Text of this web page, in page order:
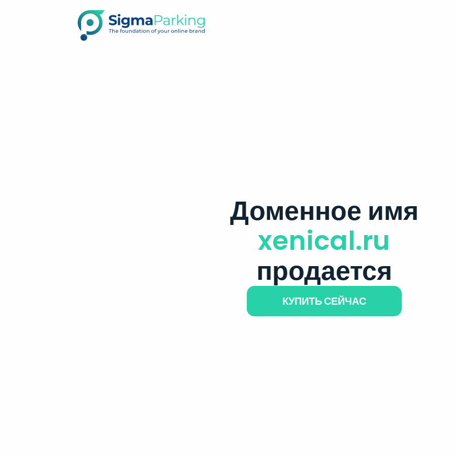
Доменное имя
xenical.ru
продается
КУПИТЬ СЕЙЧАС